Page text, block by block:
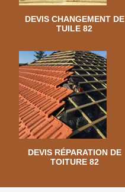
DEVIS CHANGEMENT DE
TUILE 82
DEVIS RÉPARATION DE
TOITURE 82